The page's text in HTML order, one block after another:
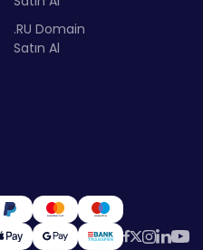
.RU Domain
Satın Al